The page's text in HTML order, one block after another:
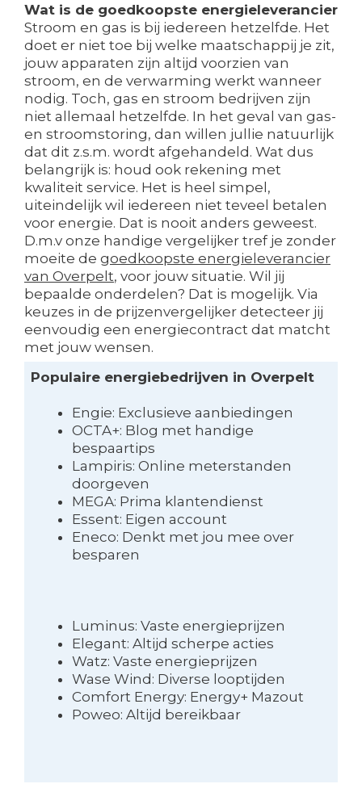
Wat is de goedkoopste energieleverancier
Stroom en gas is bij iedereen hetzelfde. Het
doet er niet toe bij welke maatschappij je zit,
jouw apparaten zijn altijd voorzien van
stroom, en de verwarming werkt wanneer
nodig. Toch, gas en stroom bedrijven zijn
niet allemaal hetzelfde. In het geval van gas-
en stroomstoring, dan willen jullie natuurlijk
dat dit z.s.m. wordt afgehandeld. Wat dus
belangrijk is: houd ook rekening met
kwaliteit service. Het is heel simpel,
uiteindelijk wil iedereen niet teveel betalen
voor energie. Dat is nooit anders geweest.
D.m.v onze handige vergelijker tref je zonder
moeite de goedkoopste energieleverancier
van Overpelt, voor jouw situatie. Wil jij
bepaalde onderdelen? Dat is mogelijk. Via
keuzes in de prijzenvergelijker detecteer jij
eenvoudig een energiecontract dat matcht
met jouw wensen.
Populaire energiebedrijven in Overpelt
Engie: Exclusieve aanbiedingen
OCTA+: Blog met handige
bespaartips
Lampiris: Online meterstanden
doorgeven
MEGA: Prima klantendienst
Essent: Eigen account
Eneco: Denkt met jou mee over
besparen
Luminus: Vaste energieprijzen
Elegant: Altijd scherpe acties
Watz: Vaste energieprijzen
Wase Wind: Diverse looptijden
Comfort Energy: Energy+ Mazout
Poweo: Altijd bereikbaar